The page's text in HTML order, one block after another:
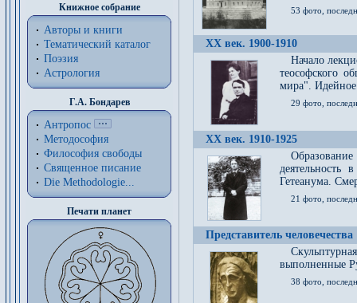
Книжное собрание
Авторы и книги
Тематический каталог
Поэзия
Астрология
Г.А. Бондарев
Антропос
Методософия
Философия cвободы
Священное писание
Die Methodologie...
Печати планет
53 фото,
XX век. 1900-1910
Начало
теософского
мира". Идейное
29 фото,
XX век. 1910-1925
Образование
деятельность
Гетеанума.
21 фото,
Представитель человечества
выполненные
38 фото,